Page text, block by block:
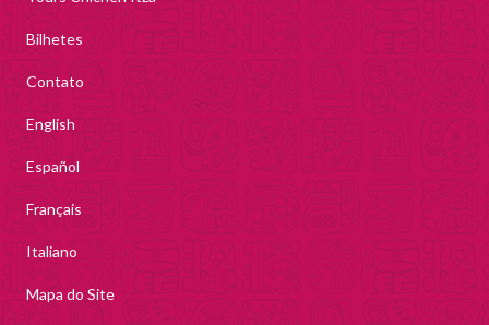
Bilhetes
Contato
English
Español
Français
Italiano
Mapa do Site